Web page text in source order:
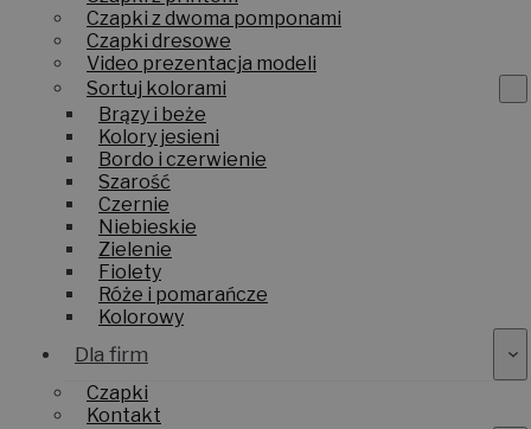
Czapki z dwoma pomponami
Czapki dresowe
Video prezentacja modeli
Sortuj kolorami
Brązy i beże
Kolory jesieni
Bordo i czerwienie
Szarość
Czernie
Niebieskie
Zielenie
Fiolety
Róże i pomarańcze
Kolorowy
Dla firm
Czapki
Kontakt